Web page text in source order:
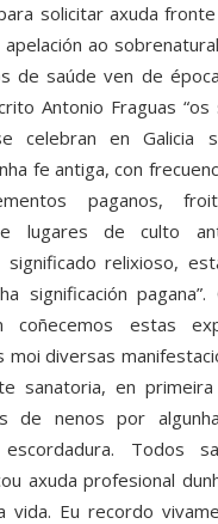
solicitar axuda
ao
de saúde ven de
Antonio Fraguas
celebran en Galicia
fe antiga, con
paganos,
lugares de culto
relixioso,
significación
coñecemos estas
diversas
sanatoria, en
de nenos por
Todos
axuda profesional
vida. Eu recordo